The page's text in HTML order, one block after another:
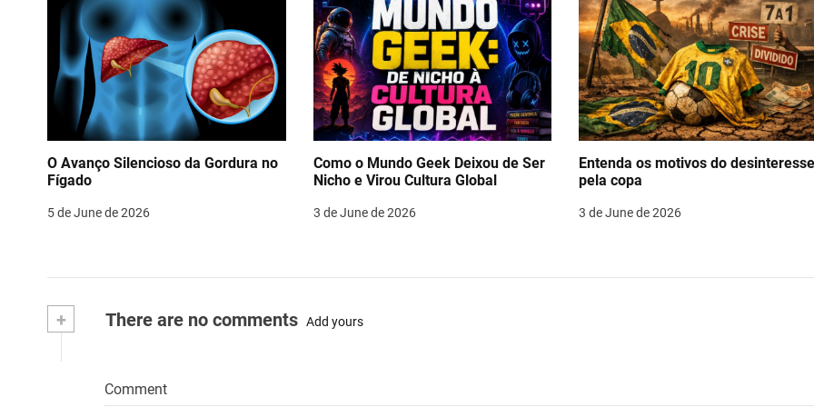
O Avanço Silencioso da Gordura no
Fígado
5 de June de 2026
Como o Mundo Geek Deixou de Ser
Nicho e Virou Cultura Global
3 de June de 2026
Entenda os motivos do
pela copa
3 de June de 2026
+ There are no comments Add yours
Comment